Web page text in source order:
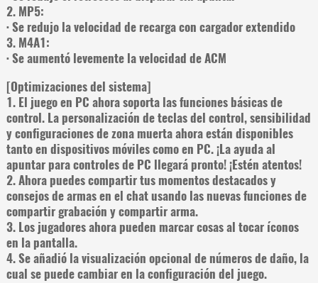
2. MP5:
· Se redujo la velocidad de recarga con cargador extendido
3. M4A1:
· Se aumentó levemente la velocidad de ACM
[Optimizaciones del sistema]
1. El juego en PC ahora soporta las funciones básicas de
control. La personalización de teclas del control, sensibilidad
y configuraciones de zona muerta ahora están disponibles
tanto en dispositivos móviles como en PC. ¡La ayuda al
apuntar para controles de PC llegará pronto! ¡Estén atentos!
2. Ahora puedes compartir tus momentos destacados y
consejos de armas en el chat usando las nuevas funciones de
compartir grabación y compartir arma.
3. Los jugadores ahora pueden marcar cosas al tocar íconos
en la pantalla.
4. Se añadió la visualización opcional de números de daño, la
cual se puede cambiar en la configuración del juego.